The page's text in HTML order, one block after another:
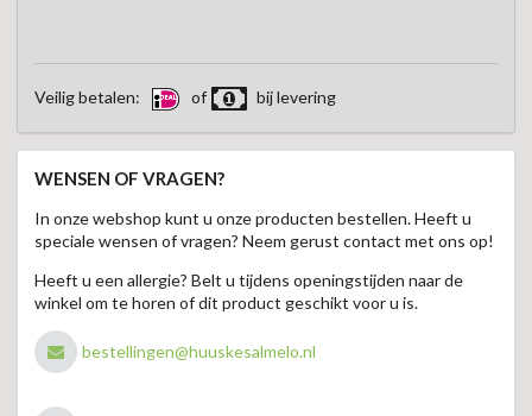
Veilig betalen: of bij levering
WENSEN OF VRAGEN?
In onze webshop kunt u onze producten bestellen. Heeft u
speciale wensen of vragen? Neem gerust contact met ons op!
Heeft u een allergie? Belt u tijdens openingstijden naar de
winkel om te horen of dit product geschikt voor u is.
bestellingen@huuskesalmelo.nl